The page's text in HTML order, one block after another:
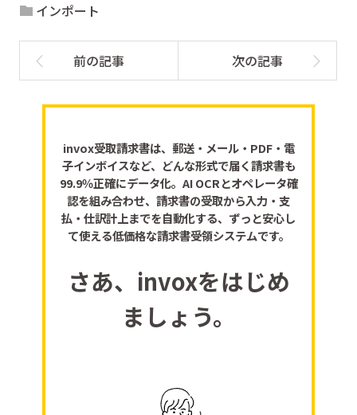
インポート
invox受取請求書は、郵送・メール・PDF・電
子インボイスなど、どんな形式で届く請求書も
99.9％正確にデータ化。AI OCRとオペレータ確
認を組み合わせ、請求書の受取から入力・支
払・仕訳計上までを自動化する、ずっと安心し
て使える低価格な請求書受領システムです。
さあ、invoxをはじめ
ましょう。